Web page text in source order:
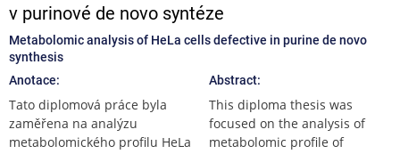
v purinové de novo syntéze
Metabolomic analysis of HeLa cells defective in purine de novo
synthesis
Anotace:
Tato diplomová práce byla
zaměřena na analýzu
metabolomického profilu HeLa
Abstract:
This diploma thesis was
focused on the analysis of
metabolomic profile of